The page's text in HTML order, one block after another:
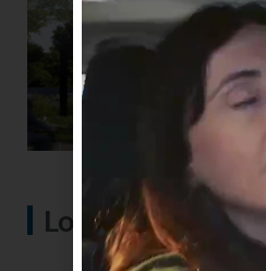
Lo más visto